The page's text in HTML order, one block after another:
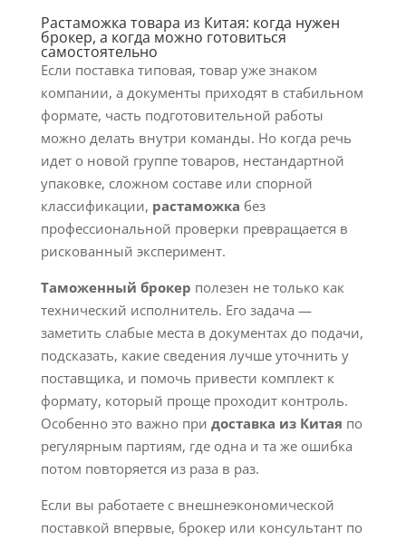
Растаможка товара из Китая: когда нужен
брокер, а когда можно готовиться
самостоятельно
Если поставка типовая, товар уже знаком
компании, а документы приходят в стабильном
формате, часть подготовительной работы
можно делать внутри команды. Но когда речь
идет о новой группе товаров, нестандартной
упаковке, сложном составе или спорной
классификации, растаможка без
профессиональной проверки превращается в
рискованный эксперимент.
Таможенный брокер полезен не только как
технический исполнитель. Его задача —
заметить слабые места в документах до подачи,
подсказать, какие сведения лучше уточнить у
поставщика, и помочь привести комплект к
формату, который проще проходит контроль.
Особенно это важно при доставка из Китая по
регулярным партиям, где одна и та же ошибка
потом повторяется из раза в раз.
Если вы работаете с внешнеэкономической
поставкой впервые, брокер или консультант по